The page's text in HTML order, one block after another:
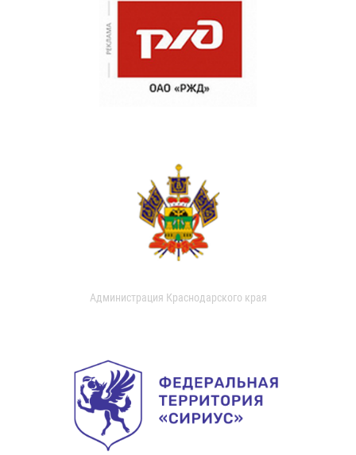
Администрация Краснодарского края